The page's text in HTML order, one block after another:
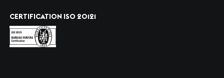
CERTIFICATION ISO 20121